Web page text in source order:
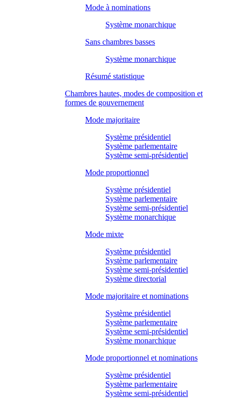
Mode à nominations
Système monarchique
Sans chambres basses
Système monarchique
Résumé statistique
Chambres hautes, modes de composition et
formes de gouvernement
Mode majoritaire
Système présidentiel
Système parlementaire
Système semi-présidentiel
Mode proportionnel
Système présidentiel
Système parlementaire
Système semi-présidentiel
Système monarchique
Mode mixte
Système présidentiel
Système parlementaire
Système semi-présidentiel
Système directorial
Mode majoritaire et nominations
Système présidentiel
Système parlementaire
Système semi-présidentiel
Système monarchique
Mode proportionnel et nominations
Système présidentiel
Système parlementaire
Système semi-présidentiel